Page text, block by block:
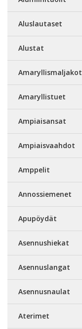
Aluslautaset
Alustat
Amaryllismaljakot
Amaryllistuet
Ampiaisansat
Ampiaisvaahdot
Amppelit
Annossiemenet
Apupöydät
Asennushiekat
Asennuslangat
Asennusnaulat
Aterimet